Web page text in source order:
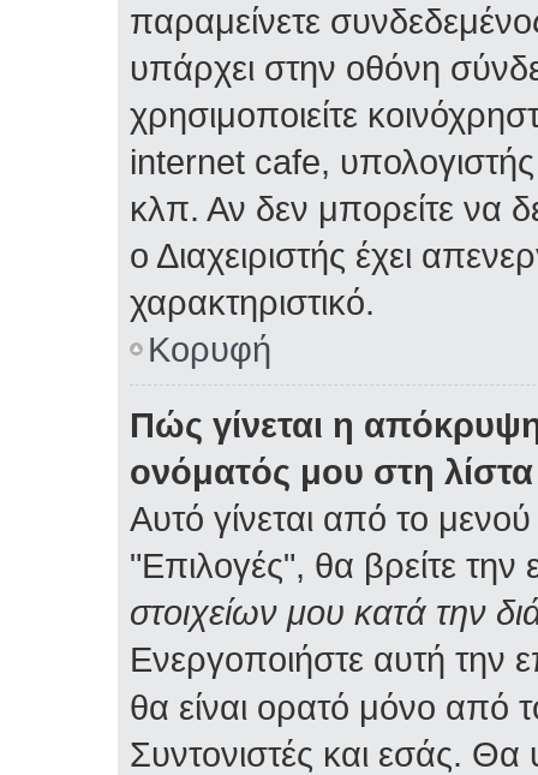
παραμείνετε
υπάρχει στην οθόνη
χρησιμοποιείτε
internet cafe,
κλπ. Αν δεν μπορείτε να
ο Διαχειριστής έχει
χαρακτηριστικό.
Κορυφή
Πώς γίνεται η
ονόματός μου στη
Αυτό γίνεται από το
"Επιλογές", θα βρείτε την
στοιχείων μου κατά την
Ενεργοποιήστε αυτή την
θα είναι ορατό μόνο από
Συντονιστές και εσάς.